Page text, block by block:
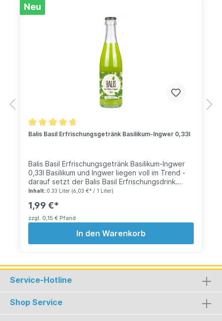
Neu
Balis Basil Erfrischungsgetränk Basilikum-Ingwer 0,33l
Balis Basil Erfrischungsgetränk Basilikum-Ingwer
0,33l Basilikum und Ingwer liegen voll im Trend -
darauf setzt der Balis Basil Erfrischungsdrink.
Erfrischend grüne Farbe sorgen nicht nur beim
Geschmack. Natürliche Aromen und natürliche
Fruchtsüße zeichnen dieses Getränk aus.
Limette, Orange, Zitrone und ein Hauch Holunder
runden das geschmackliche Ergebnis ab.
Natürlich ist Balis Basil vegan & glutenfrei -
Inhalt: 0.33 Liter (6,03 €* / 1 Liter)
1,99 €*
zzgl. 0,15 € Pfand
In den Warenkorb
Service-Hotline
Shop Service